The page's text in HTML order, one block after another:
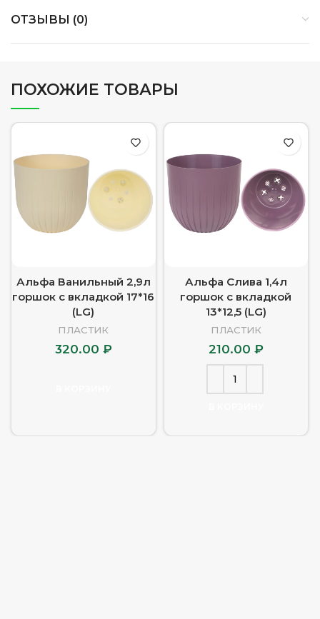
ОТЗЫВЫ (0)
ПОХОЖИЕ ТОВАРЫ
Альфа Ванильный 2,9л
горшок с вкладкой 17*16
(LG)
ПЛАСТИК
320.00 ₽
Альфа Слива 1,4л
горшок с вкладкой
13*12,5 (LG)
ПЛАСТИК
210.00 ₽